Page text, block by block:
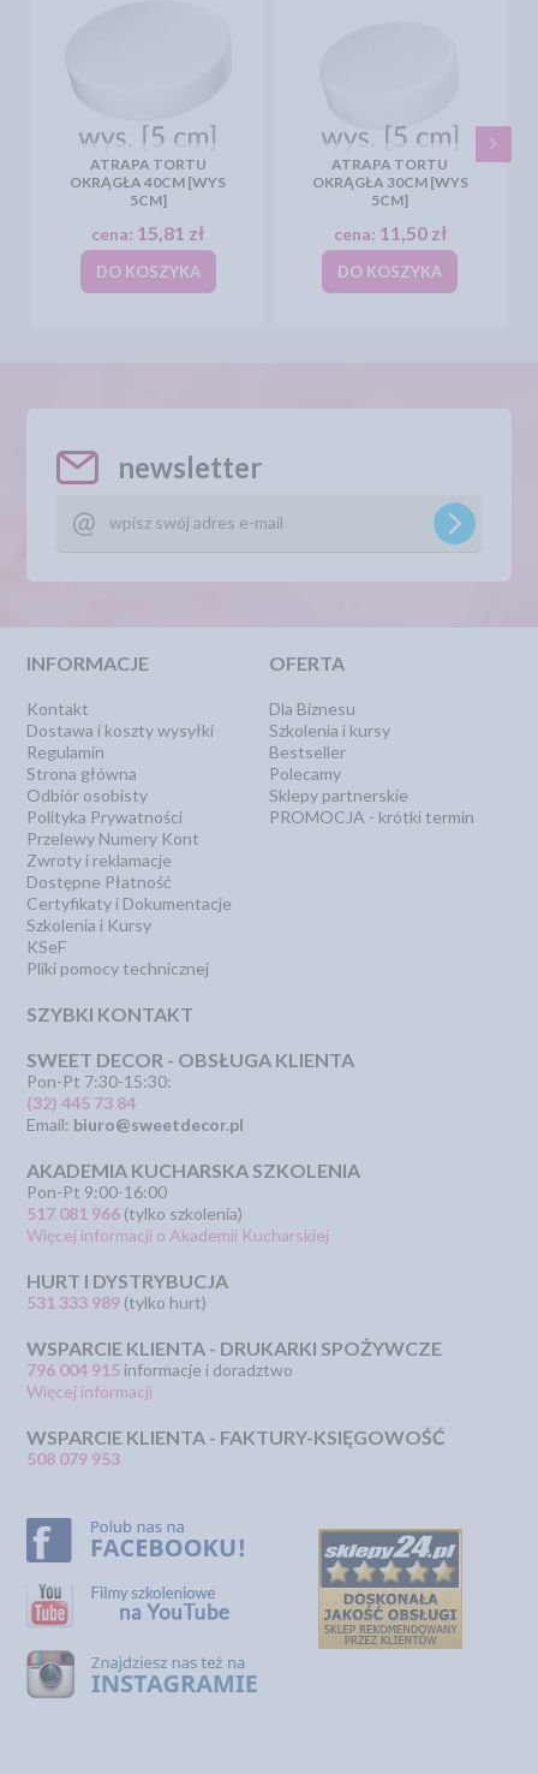
ATRAPA TORTU
OKRĄGŁA 40CM [WYS
5CM]
cena: 15,81 zł
DO KOSZYKA
ATRAPA TORTU
OKRĄGŁA 30CM [WYS
5CM]
cena: 11,50 zł
DO KOSZYKA
newsletter
INFORMACJE
Kontakt
Dostawa i koszty wysyłki
Regulamin
Strona główna
Odbiór osobisty
Polityka Prywatności
Przelewy Numery Kont
Zwroty i reklamacje
Dostępne Płatność
Certyfikaty i Dokumentacje
Szkolenia i Kursy
KSeF
Pliki pomocy technicznej
OFERTA
Dla Biznesu
Szkolenia i kursy
Bestseller
Polecamy
Sklepy partnerskie
PROMOCJA - krótki termin
SZYBKI KONTAKT
SWEET DECOR - OBSŁUGA KLIENTA
Pon-Pt 7:30-15:30:
(32) 445 73 84
Email: biuro@sweetdecor.pl
AKADEMIA KUCHARSKA SZKOLENIA
Pon-Pt 9:00-16:00
517 081 966 (tylko szkolenia)
Więcej informacji o Akademii Kucharskiej
HURT I DYSTRYBUCJA
531 333 989 (tylko hurt)
WSPARCIE KLIENTA - DRUKARKI SPOŻYWCZE
796 004 915 informacje i doradztwo
Więcej informacji
WSPARCIE KLIENTA - FAKTURY-KSIĘGOWOŚĆ
508 079 953